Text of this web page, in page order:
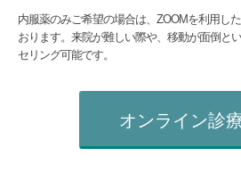
内服薬のみご希望の場合は、ZOOMを利用し
おります。来院が難しい際や、移動が面倒と
セリング可能です。
オンライン診